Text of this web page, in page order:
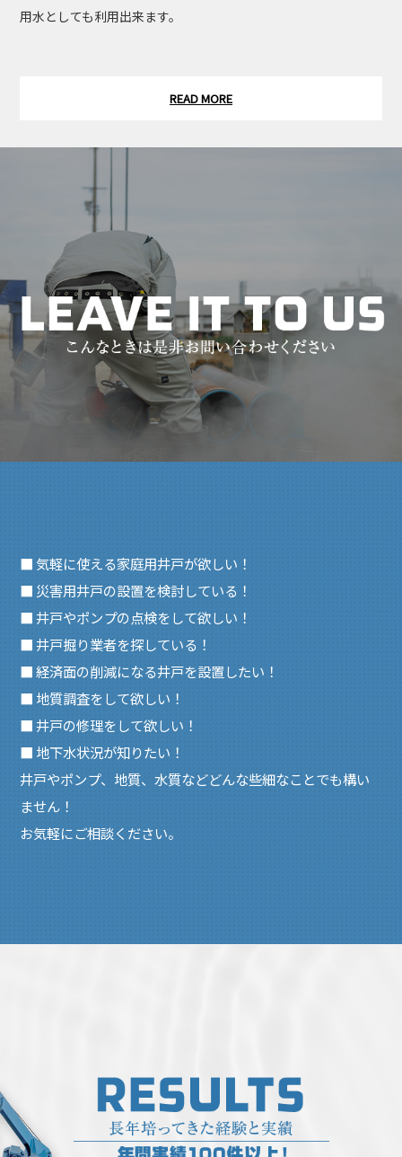
用水としても利用出来ます。
READ MORE
■ 気軽に使える家庭用井戸が欲しい！
■ 災害用井戸の設置を検討している！
■ 井戸やポンプの点検をして欲しい！
■ 井戸掘り業者を探している！
■ 経済面の削減になる井戸を設置したい！
■ 地質調査をして欲しい！
■ 井戸の修理をして欲しい！
■ 地下水状況が知りたい！
井戸やポンプ、地質、水質などどんな些細なことでも構い
ません！
お気軽にご相談ください。